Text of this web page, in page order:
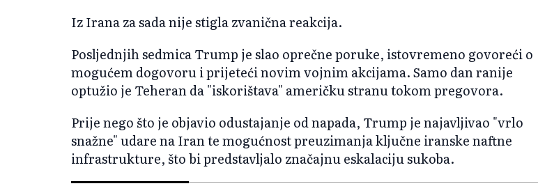
Iz Irana za sada nije stigla zvanična reakcija.
Posljednjih sedmica Trump je slao oprečne poruke, istovremeno govoreći o
mogućem dogovoru i prijeteći novim vojnim akcijama. Samo dan ranije
optužio je Teheran da "iskorištava" američku stranu tokom pregovora.
Prije nego što je objavio odustajanje od napada, Trump je najavljivao "vrlo
snažne" udare na Iran te mogućnost preuzimanja ključne iranske naftne
infrastrukture, što bi predstavljalo značajnu eskalaciju sukoba.